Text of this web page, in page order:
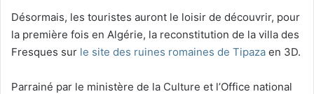
Désormais, les touristes auront le loisir de découvrir, pour
la première fois en Algérie, la reconstitution de la villa des
Fresques sur le site des ruines romaines de Tipaza en 3D.
Parrainé par le ministère de la Culture et l’Office national